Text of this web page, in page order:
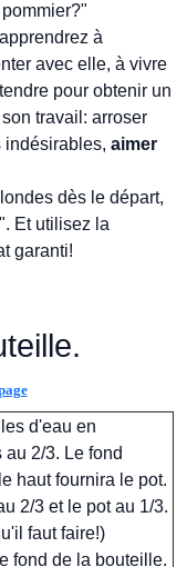
à
avec elle, à vivre
pour obtenir un
travail: arroser
indésirables, aimer
dès le départ,
Et utilisez la
garanti!
d'eau en
2/3. Le fond
haut fournira le pot.
2/3 et le pot au 1/3.
faut faire!)
fond de la bouteille.